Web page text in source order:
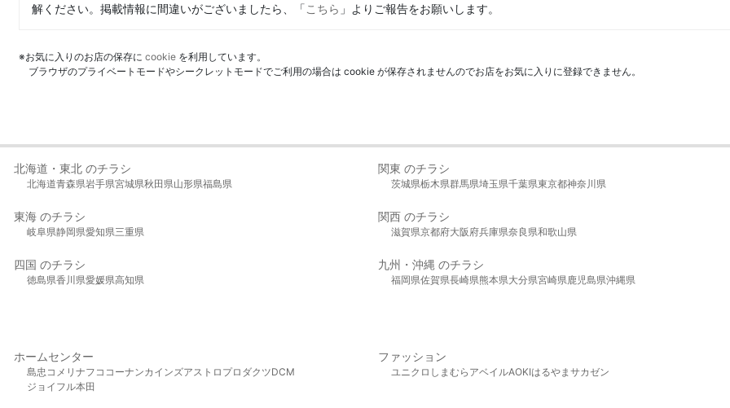
解ください。掲載情報に間違いがございましたら、「こちら 」よりご報告をお願いします。
※お気に入りのお店の保存に cookie を利用しています。
ブラウザのプライベートモードやシークレットモードでご利用の場合は cookie が保存されませんのでお店をお気に入りに登録できません。
北海道・東北 のチラシ
北海道青森県岩手県宮城県秋田県山形県福島県
関東 のチラシ
茨城県栃木県群馬県埼玉県千葉県東京都神奈川県
東海 のチラシ
岐阜県静岡県愛知県三重県
関西 のチラシ
滋賀県京都府大阪府兵庫県奈良県和歌山県
四国 のチラシ
徳島県香川県愛媛県高知県
九州・沖縄 のチラシ
福岡県佐賀県長崎県熊本県大分県宮崎県鹿児島県沖縄県
ホームセンター
島忠 コメリ ナフコ コーナンカインズアストロプロダクツDCM
ジョイフル本田
ファッション
ユニクロ しまむら アベイルAOKIはるやま サカゼン